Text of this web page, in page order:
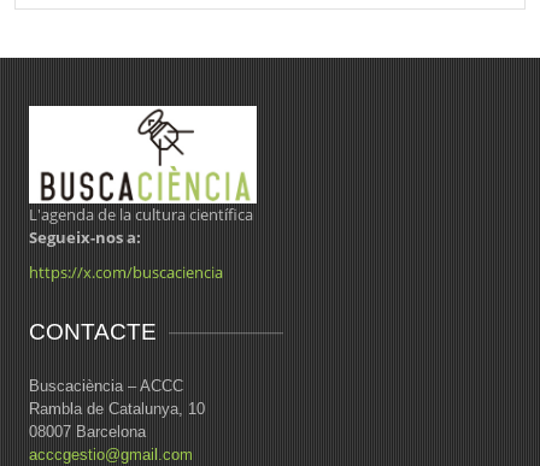
L'agenda de la cultura científica
Segueix-nos a:
https://x.com/buscaciencia
CONTACTE
Buscaciència – ACCC
Rambla de Catalunya, 10
08007 Barcelona
acccgestio@gmail.com